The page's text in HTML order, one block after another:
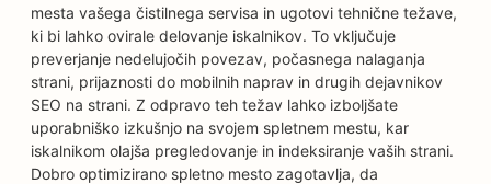
mesta vašega čistilnega servisa in ugotovi tehnične težave,
ki bi lahko ovirale delovanje iskalnikov. To vključuje
preverjanje nedelujočih povezav, počasnega nalaganja
strani, prijaznosti do mobilnih naprav in drugih dejavnikov
SEO na strani. Z odpravo teh težav lahko izboljšate
uporabniško izkušnjo na svojem spletnem mestu, kar
iskalnikom olajša pregledovanje in indeksiranje vaših strani.
Dobro optimizirano spletno mesto zagotavlja, da